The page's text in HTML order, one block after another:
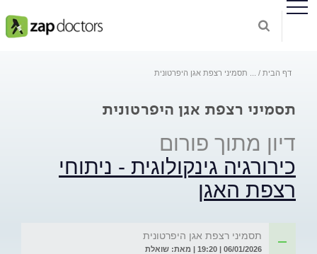
דף הבית תסמיני רצפת אגן היפרטונית
תסמיני רצפת אגן היפרטונית
דיון מתוך פורום
כירורגיה גינקולוגית - ניתוחי
רצפת האגן
תסמיני רצפת אגן היפרטונית
06/01/2026 | 19:20 | מאת: שואלת